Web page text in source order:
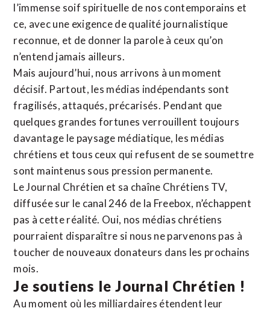
l’immense soif spirituelle de nos contemporains et
ce, avec une exigence de qualité journalistique
reconnue, et de donner la parole à ceux qu’on
n’entend jamais ailleurs.
Mais aujourd’hui, nous arrivons à un moment
décisif. Partout, les médias indépendants sont
fragilisés, attaqués, précarisés. Pendant que
quelques grandes fortunes verrouillent toujours
davantage le paysage médiatique, les médias
chrétiens et tous ceux qui refusent de se soumettre
sont maintenus sous pression permanente.
Le Journal Chrétien et sa chaîne Chrétiens TV,
diffusée sur le canal 246 de la Freebox, n’échappent
pas à cette réalité. Oui, nos médias chrétiens
pourraient disparaître si nous ne parvenons pas à
toucher de nouveaux donateurs dans les prochains
mois.
Je soutiens le Journal Chrétien !
Au moment où les milliardaires étendent leur